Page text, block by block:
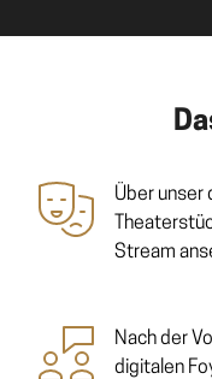
Über unser
Stream
Nach der
digitalen